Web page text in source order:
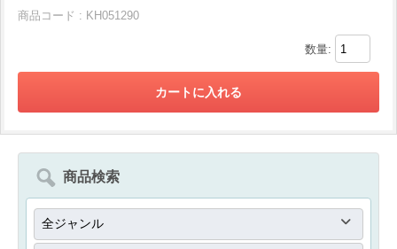
商品コード : KH051290
数量:
商品検索